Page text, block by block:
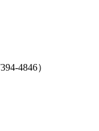
4846）